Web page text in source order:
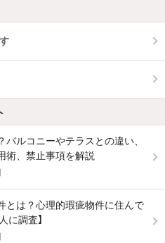
バルコニーやテラスとの違い、
術、禁止事項を解説
とは？心理的瑕疵物件に住んで
に調査】